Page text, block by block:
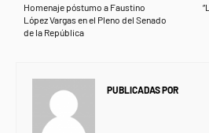
Homenaje póstumo a Faustino
López Vargas en el Pleno del Senado
de la República
PUBLICADAS POR